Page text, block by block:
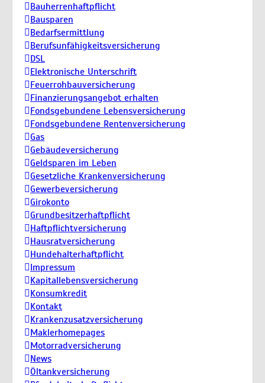
Bauherrenhaftpflicht
Bausparen
Bedarfsermittlung
Berufs­unfähigkeitsversicherung
DSL
Elektronische Unterschrift
Feuerrohbauversicherung
Finanzierungsangebot erhalten
Fondsgebundene Lebensversicherung
Fondsgebundene Rentenversicherung
Gas
Gebäudeversicherung
Geldsparen im Leben
Gesetzliche Krankenversicherung
Gewerbeversicherung
Girokonto
Grundbesitzerhaftpflicht
Haftpflichtversicherung
Hausratversicherung
Hundehalterhaftpflicht
Impressum
Kapitallebensversicherung
Konsumkredit
Kontakt
Krankenzusatzversicherung
Maklerhomepages
Motorradversicherung
News
Öltankversicherung